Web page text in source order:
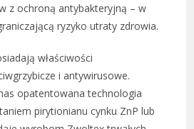
z ochroną antybakteryjną – w
ryzyko utraty zdrowia.
właściwości
i antywirusowe.
opatentowana technologia
pirytionianu cynku ZnP lub